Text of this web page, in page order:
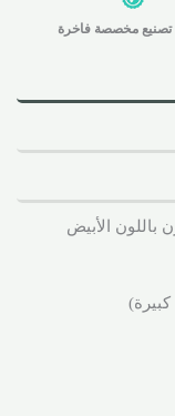
تصنيع مخصصة فاخرة
الأبيض